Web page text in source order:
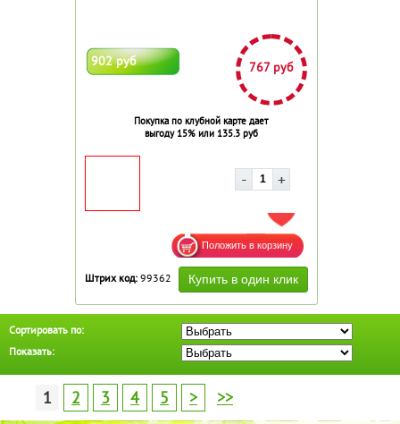
902 руб 767 руб
Покупка по клубной карте дает
выгоду 15% или 135.3 руб
ДОБАВИТЬ В ИЗБРАННОЕ
Штрих код: 99362
Сортировать по:
Показать:
1 2 3 4 5 > >>